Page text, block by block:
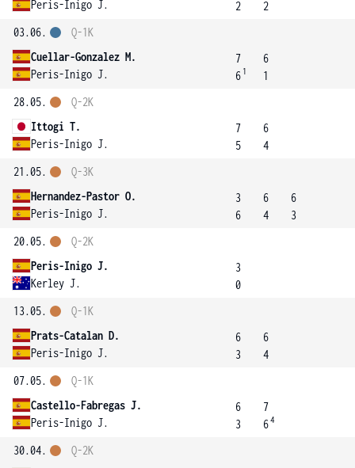
Peris-Inigo J.
2
2
03.06.
Cuellar-Gonzalez M.
Peris-Inigo J.
Q-1K
7
6 1
6
1
28.05.
Ittogi T.
Peris-Inigo J.
Q-2K
7
5
6
4
21.05.
Hernandez-Pastor O.
Peris-Inigo J.
Q-3K
3
6
6
4
6
3
20.05.
Peris-Inigo J.
Kerley J.
Q-2K
3
0
13.05.
Prats-Catalan D.
Peris-Inigo J.
Q-1K
6
3
6
4
07.05.
Castello-Fabregas J.
Peris-Inigo J.
Q-1K
6
3
7
64
30.04.
Q-2K